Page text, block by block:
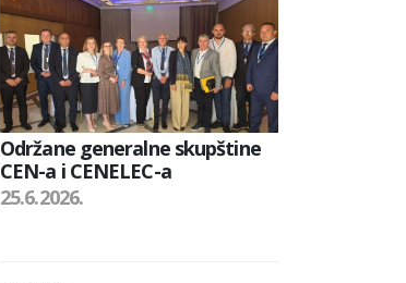
Održane generalne skupštine
CEN-a i CENELEC-a
25.6.2026.